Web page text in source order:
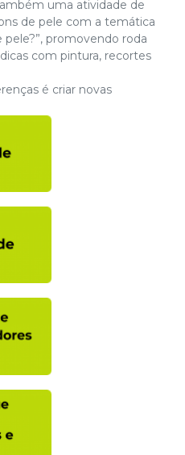
uma atividade de
de pele com a temática
pele?”, promovendo roda
com pintura, recortes
é criar novas